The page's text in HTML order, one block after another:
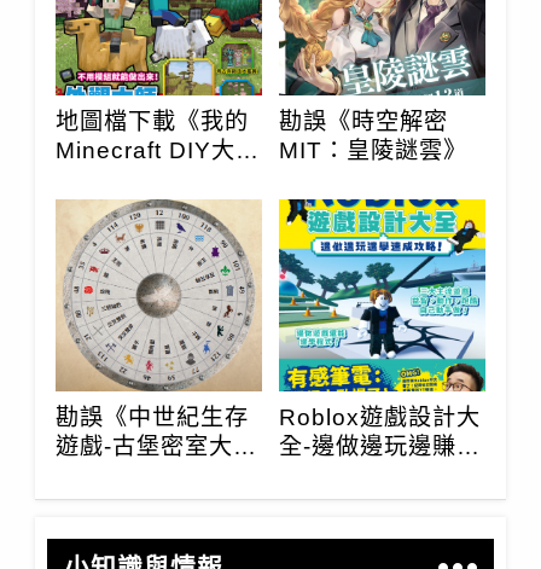
地圖檔下載《我的
Minecraft DIY大事
事年度大改版完全
攻略》
勘誤《時空解密
MIT：皇陵謎雲》
勘誤《中世紀生存
遊戲-古堡密室大逃
130道關鍵抉擇》
Roblox遊戲設計大
全-邊做邊玩邊賺速
市！